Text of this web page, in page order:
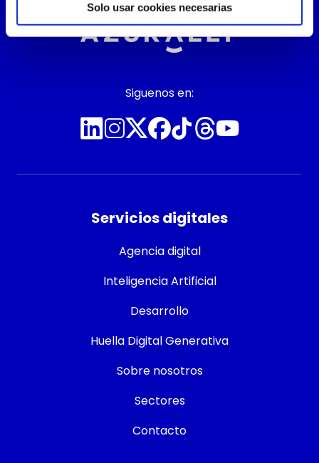
Solo usar cookies necesarias
capacidad de evolucionar juntos.
En Azurally entendemos el concepto
de partner desde una perspectiva clara: no como
Siguenos en:
Servicios digitales
Agencia digital
Inteligencia Artificial
Desarrollo
Huella Digital Generativa
Sobre nosotros
Sectores
Contacto